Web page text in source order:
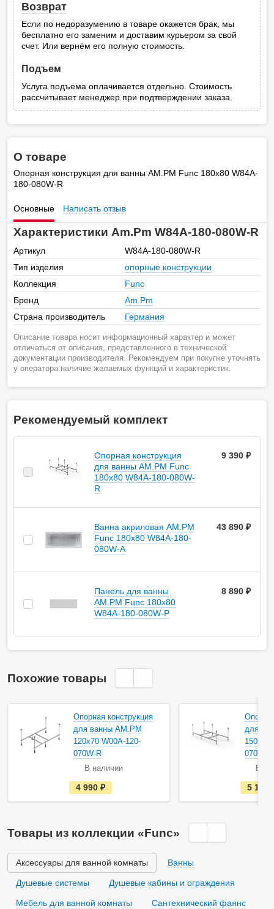
Возврат
Если по недоразумению в товаре окажется брак, мы
бесплатно его заменим и доставим курьером за свой
счет. Или вернём его полную стоимость.
Подъем
Услуга подъема оплачивается отдельно. Стоимость
рассчитывает менеджер при подтверждении заказа.
О товаре
Опорная конструкция для ванны AM.PM Func 180х80 W84A-
180-080W-R
Основные Написать отзыв
Характеристики Am.Pm W84A-180-080W-R
Артикул
W84A-180-080W-R
Тип изделия
опорные конструкции
Коллекция
Func
Бренд
Am.Pm
Страна производитель
Германия
Описание товара носит информационный характер и может
отличаться от описания, представленного в технической
документации производителя. Рекомендуем при покупке уточнять
у оператора наличие желаемых функций и характеристик.
Рекомендуемый комплект
Опорная конструкция
для ванны AM.PM Func
180х80 W84A-180-080W-
R
9 390 ₽
Ванна акриловая AM.PM
Func 180х80 W84A-180-
080W-A
43 890 ₽
Панель для ванны
AM.PM Func 180х80
W84A-180-080W-P
8 890 ₽
Похожие товары
Опорная конструкция
для ванны AM.PM
120х70 W00A-120-
070W-R
В наличии
е
с
т
а
и
ч
и
и
4 990
для
150х70
070W-R
В
5 190
Товары из коллекции «Func»
Аксессуары для ванной комнаты Ванны
Душевые системы Душевые кабины и ограждения
Мебель для ванной комнаты Сантехнический фаянс